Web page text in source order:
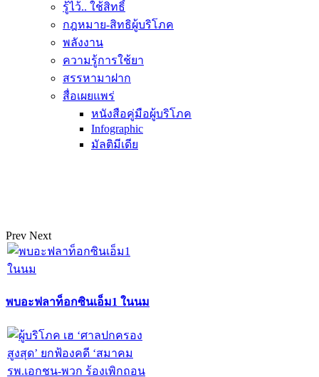
รู้ไว้.. ใช้สิทธิ์
กฎหมาย-สิทธิผู้บริโภค
พลังงาน
ความรู้การใช้ยา
สรรหามาฝาก
สื่อเผยแพร่
หนังสือคู่มือผู้บริโภค
Infographic
มัลติมีเดีย
Prev Next
พบอะฟลาท็อกซินเอ็ม1 ในนม